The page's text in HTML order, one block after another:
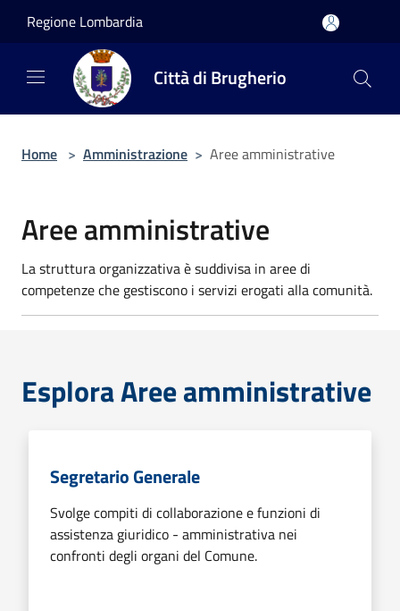
Regione Lombardia
Città di Brugherio
Home > Amministrazione > Aree amministrative
Aree amministrative
La struttura organizzativa è suddivisa in aree di
competenze che gestiscono i servizi erogati alla comunità.
Esplora Aree amministrative
Segretario Generale
Svolge compiti di collaborazione e funzioni di
assistenza giuridico - amministrativa nei
confronti degli organi del Comune.